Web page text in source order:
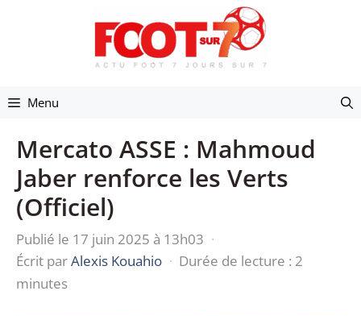
Menu
Mercato ASSE : Mahmoud
Jaber renforce les Verts
(Officiel)
Publié le 17 juin 2025 à 13h03 ·
Écrit parAlexis Kouahio · Durée de lecture : 2
minutes